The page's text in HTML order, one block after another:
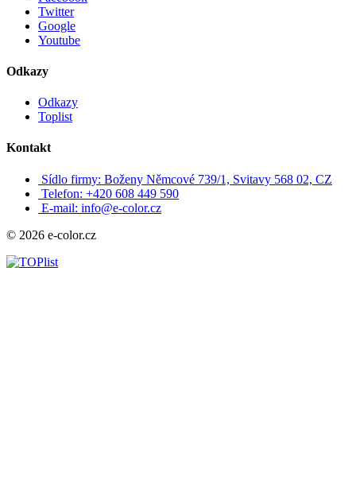
Twitter
Google
Youtube
Odkazy
Odkazy
Toplist
Kontakt
Sídlo firmy: Boženy Němcové 739/1, Svitavy 568 02, CZ
Telefon: +420 608 449 590
E-mail: info@e-color.cz
© 2026 e-color.cz